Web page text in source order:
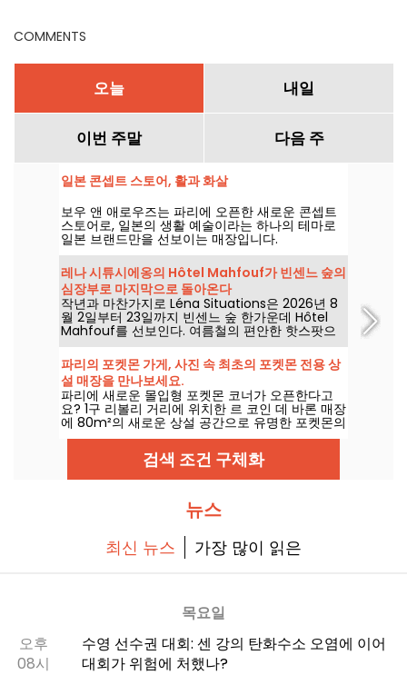
COMMENTS
오늘 내일
이번 주말 다음 주
일본 콘셉트 스토어, 활과 화살
보우 앤 애로우즈는 파리에 오픈한 새로운 콘셉트
스토어로, 일본의 생활 예술이라는 하나의 테마로
일본 브랜드만을 선보이는 매장입니다.
레나 시튜시에옹의 Hôtel Mahfouf가 빈센느 숲의
심장부로 마지막으로 돌아온다
작년과 마찬가지로 Léna Situations은 2026년 8
월 2일부터 23일까지 빈센느 숲 한가운데 Hôtel
Mahfouf를 선보인다. 여름철의 편안한 핫스팟으
로, 8월 브이로그와 쇼핑, 채식 간식과 휴식이 어우
러진 한여름의 분위기 속에 다가오는 노스탤지아를
남긴다.
파리의 포켓몬 가게, 사진 속 최초의 포켓몬 전용 상
설 매장을 만나보세요.
파리에 새로운 몰입형 포켓몬 코너가 오픈한다고
요? 1구 리볼리 거리에 위치한 르 코인 데 바론 매장
에 80m²의 새로운 상설 공간으로 유명한 포켓몬의
세계를 만나러 가보겠습니다. 2025년 3월 28일부
터 이 독특한 코너는 수집가와 애호가 모두를 기다
검색 조건 구체화
뉴스
최신 뉴스 가장 많이 읽은
목요일
오후
08시
수영 선수권 대회: 센 강의 탄화수소 오염에 이어
대회가 위험에 처했나?